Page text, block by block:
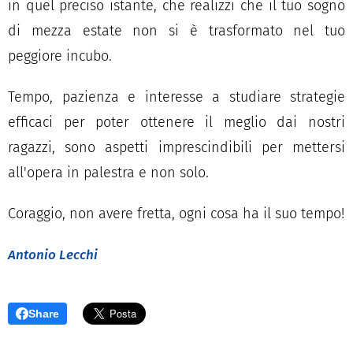
in quel preciso istante, che realizzi che il tuo sogno
di mezza estate non si è trasformato nel tuo
peggiore incubo.
Tempo, pazienza e interesse a studiare strategie
efficaci per poter ottenere il meglio dai nostri
ragazzi, sono aspetti imprescindibili per mettersi
all'opera in palestra e non solo.
Coraggio, non avere fretta, ogni cosa ha il suo tempo!
Antonio Lecchi
Share